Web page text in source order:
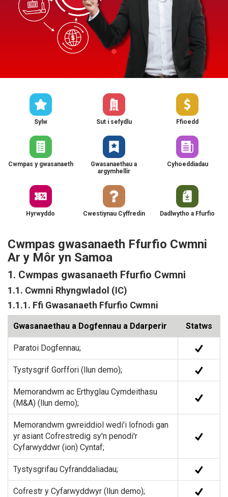
Sylw Sut i sefydlu Ffioedd
Cwmpas y gwasanaeth
Gwasanaethau a
argymhellir
Cyhoeddiadau
Hyrwyddo Cwestiynau Cyffredin Dadlwytho a Ffurfio
Cwmpas gwasanaeth Ffurfio Cwmni
Ar y Môr yn Samoa
1. Cwmpas gwasanaeth Ffurfio Cwmni
1.1. Cwmni Rhyngwladol (IC)
1.1.1. Ffi Gwasanaeth Ffurfio Cwmni
Gwasanaethau a Dogfennau a Ddarperir Statws
Paratoi Dogfennau;
Tystysgrif Gorffori (llun demo);
Memorandwm ac Erthyglau Cymdeithasu
(M&A) (llun demo);
Memorandwm gwreiddiol wedi'i lofnodi gan
yr asiant Cofrestredig sy'n penodi'r
Cyfarwyddwr (ion) Cyntaf;
Tystysgrifau Cyfranddaliadau;
Cofrestr y Cyfarwyddwyr (llun demo);